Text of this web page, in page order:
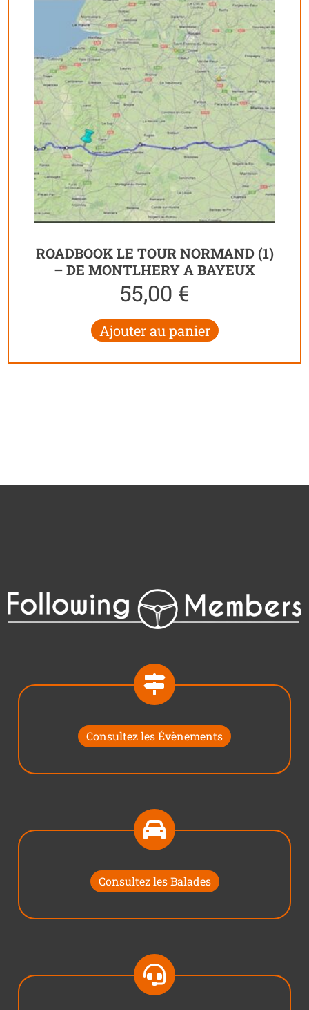
ROADBOOK LE TOUR NORMAND (1)
– DE MONTLHERY A BAYEUX
55,00 €
Ajouter au panier
Consultez les Évènements
Consultez les Balades